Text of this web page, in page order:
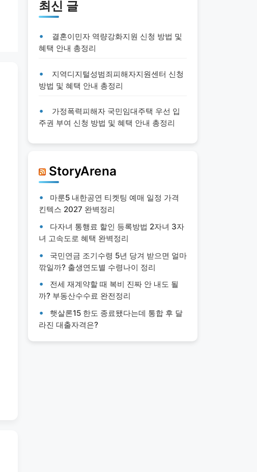
최신 글
결혼이민자 역량강화지원 신청 방법 및
혜택 안내 총정리
지역디지털성범죄피해자지원센터 신청
방법 및 혜택 안내 총정리
가정폭력피해자 국민임대주택 우선 입
주권 부여 신청 방법 및 혜택 안내 총정리
StoryArena
마룬5 내한공연 티켓팅 예매 일정 가격
킨텍스 2027 완벽정리
다자녀 통행료 할인 등록방법 2자녀 3자
녀 고속도로 혜택 완벽정리
국민연금 조기수령 5년 당겨 받으면 얼마
깎일까? 출생연도별 수령나이 정리
전세 재계약할 때 복비 진짜 안 내도 될
까? 부동산수수료 완전정리
햇살론15 한도 종료됐다는데 통합 후 달
라진 대출자격은?